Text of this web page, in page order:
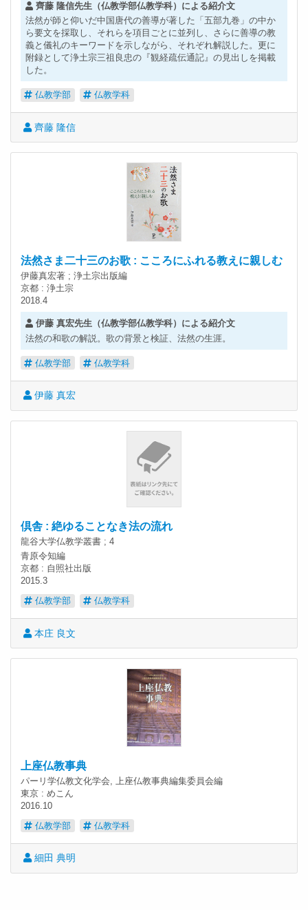
齊藤 隆信先生（仏教学部仏教学科）による紹介文
法然が師と仰いだ中国唐代の善導が著した「五部九巻」の中か
ら要文を採取し、それらを項目ごとに並列し、さらに善導の教
義と儀礼のキーワードを示しながら、それぞれ解説した。更に
附録として浄土宗三祖良忠の『観経疏伝通記』の見出しを掲載
した。
仏教学部 仏教学科
齊藤 隆信
法然さま二十三のお歌 : こころにふれる教えに親しむ
伊藤真宏著 ; 浄土宗出版編
京都 : 浄土宗
2018.4
伊藤 真宏先生（仏教学部仏教学科）による紹介文
法然の和歌の解説。歌の背景と検証、法然の生涯。
仏教学部 仏教学科
伊藤 真宏
倶舎 : 絶ゆることなき法の流れ
龍谷大学仏教学叢書 ; 4
青原令知編
京都 : 自照社出版
2015.3
仏教学部 仏教学科
本庄 良文
上座仏教事典
パーリ学仏教文化学会, 上座仏教事典編集委員会編
東京 : めこん
2016.10
仏教学部 仏教学科
細田 典明